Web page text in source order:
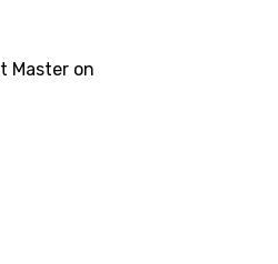
Master on